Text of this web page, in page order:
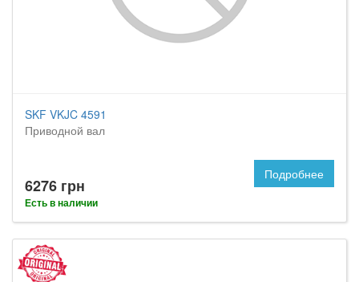
SKF VKJC 4591
Приводной вал
6276 грн
Есть в наличии
Подробнее